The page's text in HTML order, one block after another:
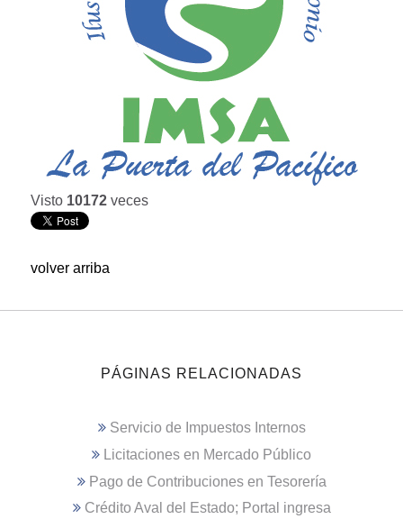
Visto 10172 veces
volver arriba
PÁGINAS RELACIONADAS
Servicio de Impuestos Internos
Licitaciones en Mercado Público
Pago de Contribuciones en Tesorería
Crédito Aval del Estado; Portal ingresa